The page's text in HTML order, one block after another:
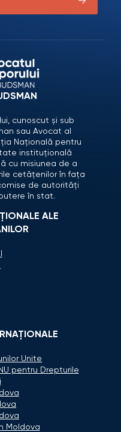
cunoscut și sub
sau Avocat al
Națională pentru
instituțională
cu misiunea de a
cetățenilor în fața
de autorități
în stat.
ALE
Unite
pentru Drepturile
Moldova